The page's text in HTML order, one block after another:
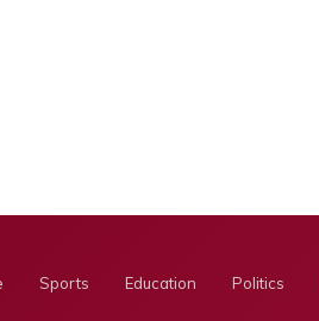
Sports Education Politics